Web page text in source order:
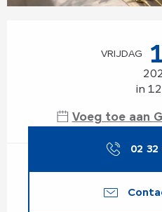
VRIJDAG
in
Voeg toe aan
02 32